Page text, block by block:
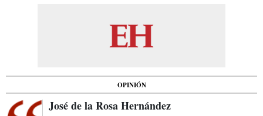
OPINIÓN
José de la Rosa Hernández